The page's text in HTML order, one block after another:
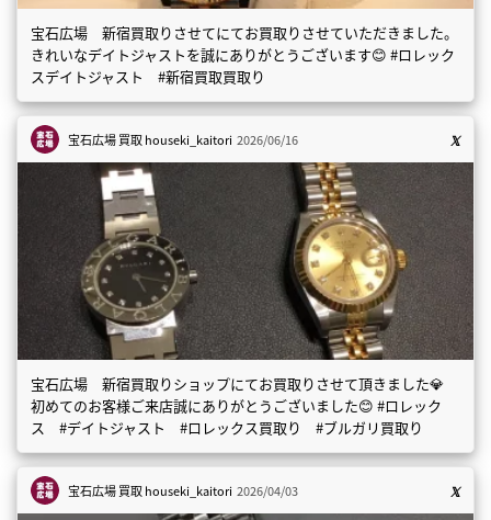
宝石広場 新宿買取りさせてにてお買取りさせていただきました。
きれいなデイトジャストを誠にありがとうございます😊 #ロレック
スデイトジャスト #新宿買取買取り
宝石広場 買取houseki_kaitori 2026/06/16
宝石広場 新宿買取りショップにてお買取りさせて頂きました💎
初めてのお客様ご来店誠にありがとうございました😊 #ロレック
ス #デイトジャスト #ロレックス買取り #ブルガリ買取り
宝石広場 買取houseki_kaitori 2026/04/03